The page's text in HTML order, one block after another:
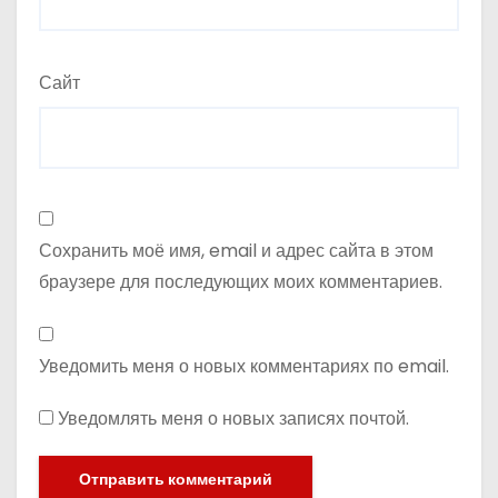
Сайт
Сохранить моё имя, email и адрес сайта в этом
браузере для последующих моих комментариев.
Уведомить меня о новых комментариях по email.
Уведомлять меня о новых записях почтой.